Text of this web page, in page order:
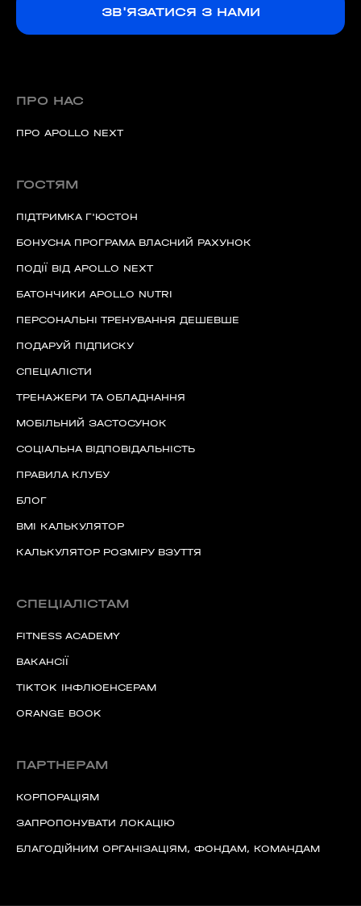
ЗВ'ЯЗАТИСЯ З НАМИ
ПРО НАС
ПРО APOLLO NEXT
ГОСТЯМ
ПІДТРИМКА Г'ЮСТОН
БОНУСНА ПРОГРАМА ВЛАСНИЙ РАХУНОК
ПОДІЇ ВІД APOLLO NEXT
БАТОНЧИКИ APOLLO NUTRI
ПЕРСОНАЛЬНІ ТРЕНУВАННЯ ДЕШЕВШЕ
ПОДАРУЙ ПІДПИСКУ
СПЕЦІАЛІСТИ
ТРЕНАЖЕРИ ТА ОБЛАДНАННЯ
МОБІЛЬНИЙ ЗАСТОСУНОК
СОЦІАЛЬНА ВІДПОВІДАЛЬНІСТЬ
ПРАВИЛА КЛУБУ
БЛОГ
BMI КАЛЬКУЛЯТОР
КАЛЬКУЛЯТОР РОЗМІРУ ВЗУТТЯ
СПЕЦІАЛІСТАМ
FITNESS ACADEMY
ВАКАНСІЇ
TIKTOK ІНФЛЮЕНСЕРАМ
ORANGE BOOK
ПАРТНЕРАМ
КОРПОРАЦІЯМ
ЗАПРОПОНУВАТИ ЛОКАЦІЮ
БЛАГОДІЙНИМ ОРГАНІЗАЦІЯМ, ФОНДАМ, КОМАНДАМ